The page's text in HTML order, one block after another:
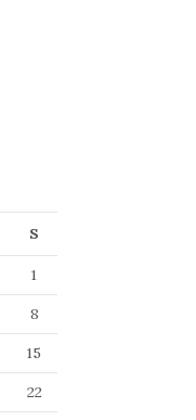
S
1
8
15
22